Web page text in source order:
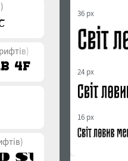
36 px
24 px
16 px